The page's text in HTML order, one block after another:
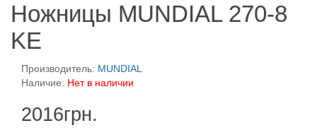
Ножницы MUNDIAL 270-8
KE
Производитель: MUNDIAL
Наличие: Нет в наличии
2016грн.